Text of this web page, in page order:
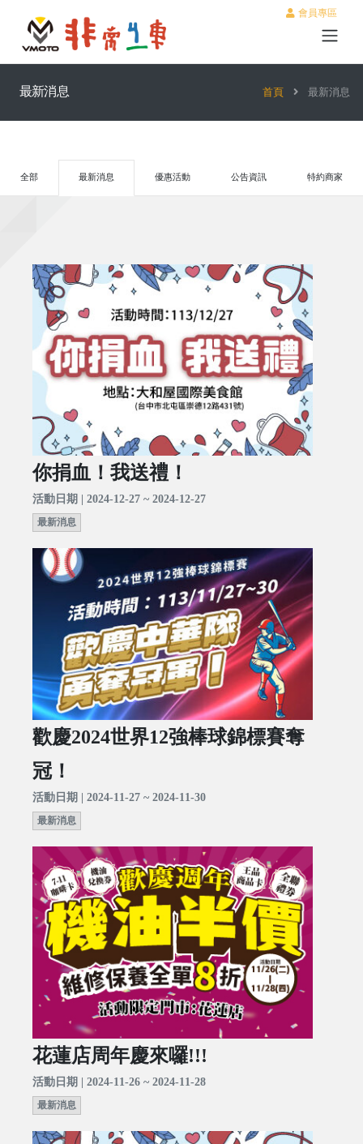
會員專區
最新消息 首頁 最新消息
全部 最新消息 優惠活動 公告資訊 特約商家
你捐血！我送禮！
活動日期 | 2024-12-27 ~ 2024-12-27
最新消息
歡慶2024世界12強棒球錦標賽奪
冠！
活動日期 | 2024-11-27 ~ 2024-11-30
最新消息
花蓮店周年慶來囉!!!
活動日期 | 2024-11-26 ~ 2024-11-28
最新消息